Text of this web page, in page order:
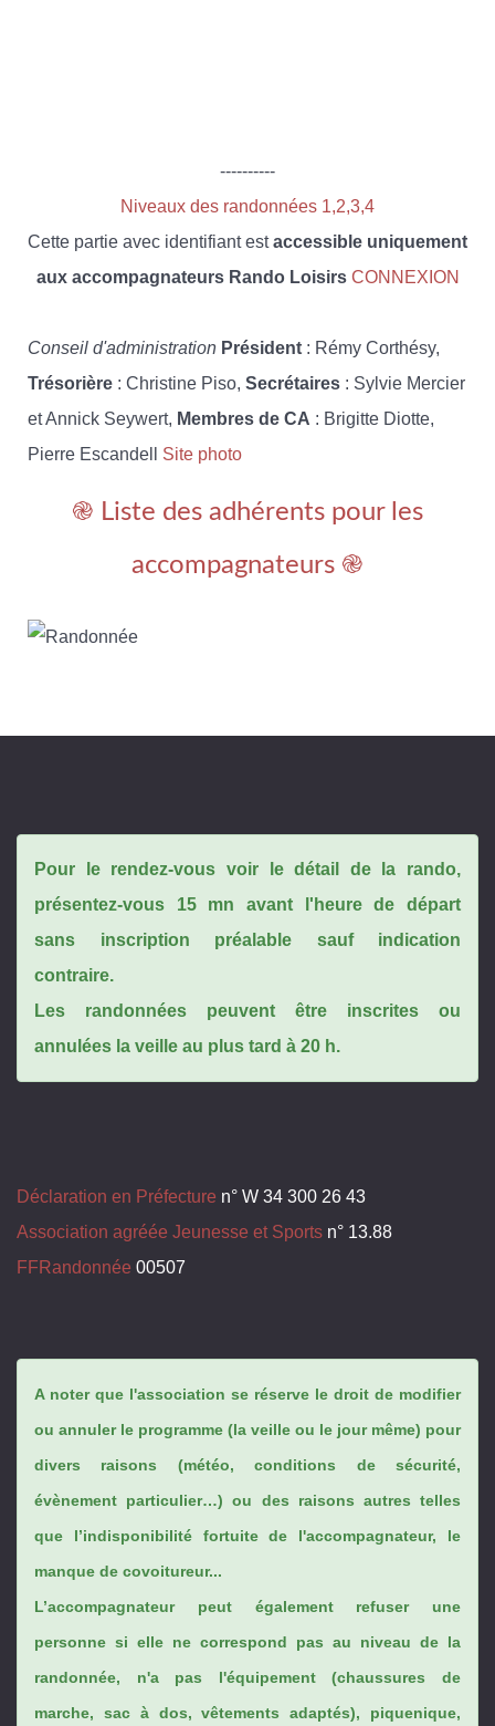
----------
Niveaux des randonnées 1,2,3,4
Cette partie avec identifiant estaccessible uniquement
aux accompagnateurs Rando Loisirs CONNEXION
Conseil d'administration Président : Rémy Corthésy,
Trésorière : Christine Piso, Secrétaires : Sylvie Mercier
et Annick Seywert, Membres de CA : Brigitte Diotte,
Pierre Escandell Site photo
֎ Liste des adhérents pour les
accompagnateurs ֎
Pour le rendez-vous voir le détail de la rando,
présentez-vous 15 mn avant l'heure de départ
sans inscription préalable sauf indication
contraire.
Les randonnées peuvent être inscrites ou
annulées la veille au plus tard à 20 h.
Déclaration en Préfecture n° W 34 300 26 43
Association agréée Jeunesse et Sports n° 13.88
FFRandonnée 00507
A noter que l'association se réserve le droit de modifier
ou annuler le programme (la veille ou le jour même) pour
divers raisons (météo, conditions de sécurité,
évènement particulier…) ou des raisons autres telles
que l’indisponibilité fortuite de l'accompagnateur, le
manque de covoitureur...
L’accompagnateur peut également refuser une
personne si elle ne correspond pas au niveau de la
randonnée, n'a pas l'équipement (chaussures de
marche, sac à dos, vêtements adaptés), piquenique,